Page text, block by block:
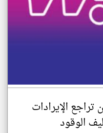
الإيرادات
الوقود